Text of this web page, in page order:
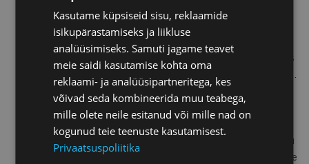
kasvule.
Tema tänased brändid on
PeopleFirst, PintDali Heaolukeskus
ja Tippjuhtimise Praktikum Fööniks.
Viimases on Ülle koos Irene
Metsisega loonud naisjuhtide
võimestamiseks mõeldud
arenguprogrammi – loomuliku jätku
Kaubanduskoja naisjuhtide kiirendile
Kasutame küpsiseid sisu, reklaamide
isikupärastamiseks ja liikluse
analüüsimiseks. Samuti jagame teavet
meie saidi kasutamise kohta oma
reklaami- ja analüüsipartneritega, kes
võivad seda kombineerida muu teabega,
mille olete neile esitanud või mille nad on
kogunud teie teenuste kasutamisest.
Privaatsuspoliitika